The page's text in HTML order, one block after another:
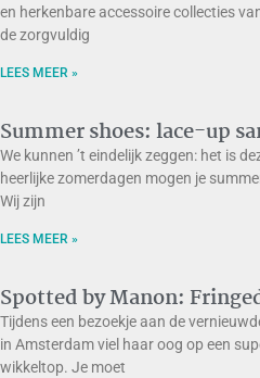
en herkenbare accessoire collecties
de zorgvuldig
LEES MEER »
Summer shoes: lace-up
We kunnen ’t eindelijk zeggen: het is
heerlijke zomerdagen mogen je
Wij zijn
LEES MEER »
Spotted by Manon:
Tijdens een bezoekje aan de
in Amsterdam viel haar oog op een
wikkeltop. Je moet